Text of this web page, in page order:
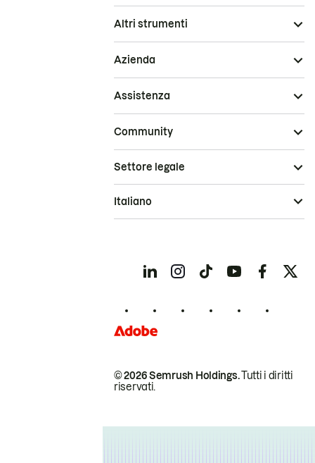
Altri strumenti
Azienda
Assistenza
Community
© 2026 Semrush Holdings.Tutti i diritti
riservati.
Settore legale
Italiano